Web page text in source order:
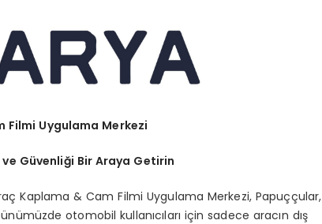
Filmi Uygulama Merkezi
Güvenliği Bir Araya Getirin
Kaplama & Cam Filmi Uygulama Merkezi, Papuççular,
otomobil kullanıcıları için sadece aracın dış